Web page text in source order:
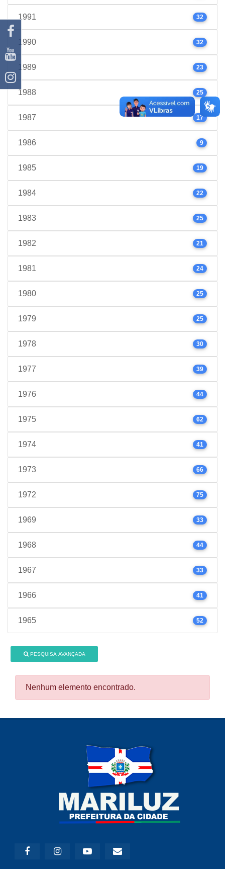
1991 32
1990 32
1989 23
1988 25
1987 17
1986 9
1985 19
1984 22
1983 25
1982 21
1981 24
1980 25
1979 25
1978 30
1977 39
1976 44
1975 62
1974 41
1973 66
1972 75
1969 33
1968 44
1967 33
1966 41
1965 52
PESQUISA AVANÇADA
Nenhum elemento encontrado.